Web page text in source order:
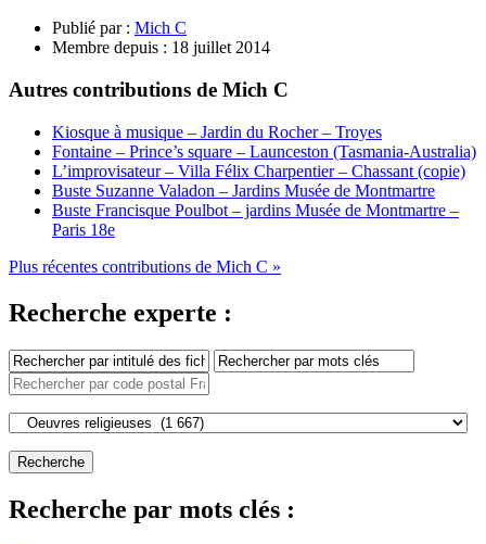
Publié par : Mich C
Membre depuis : 18 juillet 2014
Autres contributions de Mich C
Kiosque à musique – Jardin du Rocher – Troyes
Fontaine – Prince’s square – Launceston (Tasmania-Australia)
L’improvisateur – Villa Félix Charpentier – Chassant (copie)
Buste Suzanne Valadon – Jardins Musée de Montmartre
Buste Francisque Poulbot – jardins Musée de Montmartre –
Paris 18e
Plus récentes contributions de Mich C »
Recherche experte :
Recherche par mots clés :